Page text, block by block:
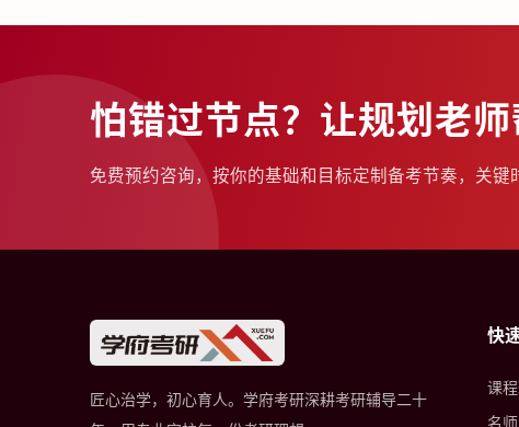
怕错过节点？让规划老
免费预约咨询，按你的基础和目标定制备考节奏，关键
匠心治学，初心育人。学府考研深耕考研辅导二十
快
课
名